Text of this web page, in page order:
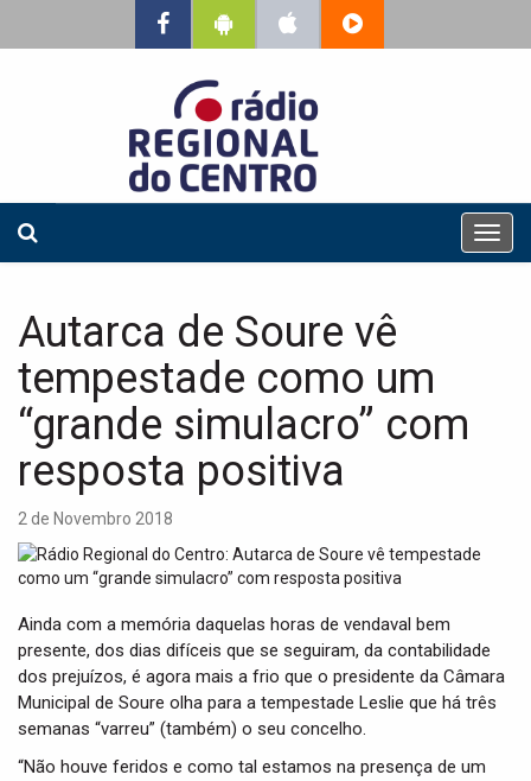
T
o
Autarca de Soure vê
tempestade como um
“grande simulacro” com
resposta positiva
2 de Novembro 2018
Ainda com a memória daquelas horas de vendaval bem
presente, dos dias difíceis que se seguiram, da contabilidade
dos prejuízos, é agora mais a frio que o presidente da Câmara
Municipal de Soure olha para a tempestade Leslie que há três
semanas “varreu” (também) o seu concelho.
“Não houve feridos e como tal estamos na presença de um